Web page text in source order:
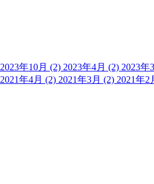
2023年10月 (2) 2023年4月 (2) 2023年
2021年4月 (2) 2021年3月 (2) 2021年2